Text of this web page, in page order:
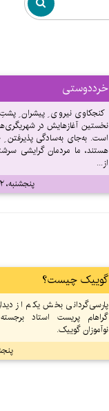
خرددوستی
کنجکاوی نیروی ِ پیشران
نخستین آغاز‌هایش در
است. به‌جای به‌سادگی پذیرفتن
هستند، ما مردمان گرایشی
از...
پنجشنبه، ۲۲ اردیبهشت ۱۴۰۱
گوییک چیست؟
پارسی‌گردانی بخش یکم از
گراهام پریست استاد
نوآموزان گوییک.